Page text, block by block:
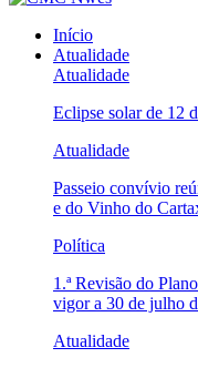
Início
Atualidade
Atualidade
Eclipse solar de 12
Atualidade
Passeio convívio
e do Vinho do
Política
1.ª Revisão do
vigor a 30 de julho
Atualidade